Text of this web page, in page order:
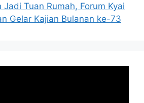
Tuan Rumah, Forum Kyai
Gelar Kajian Bulanan ke-73